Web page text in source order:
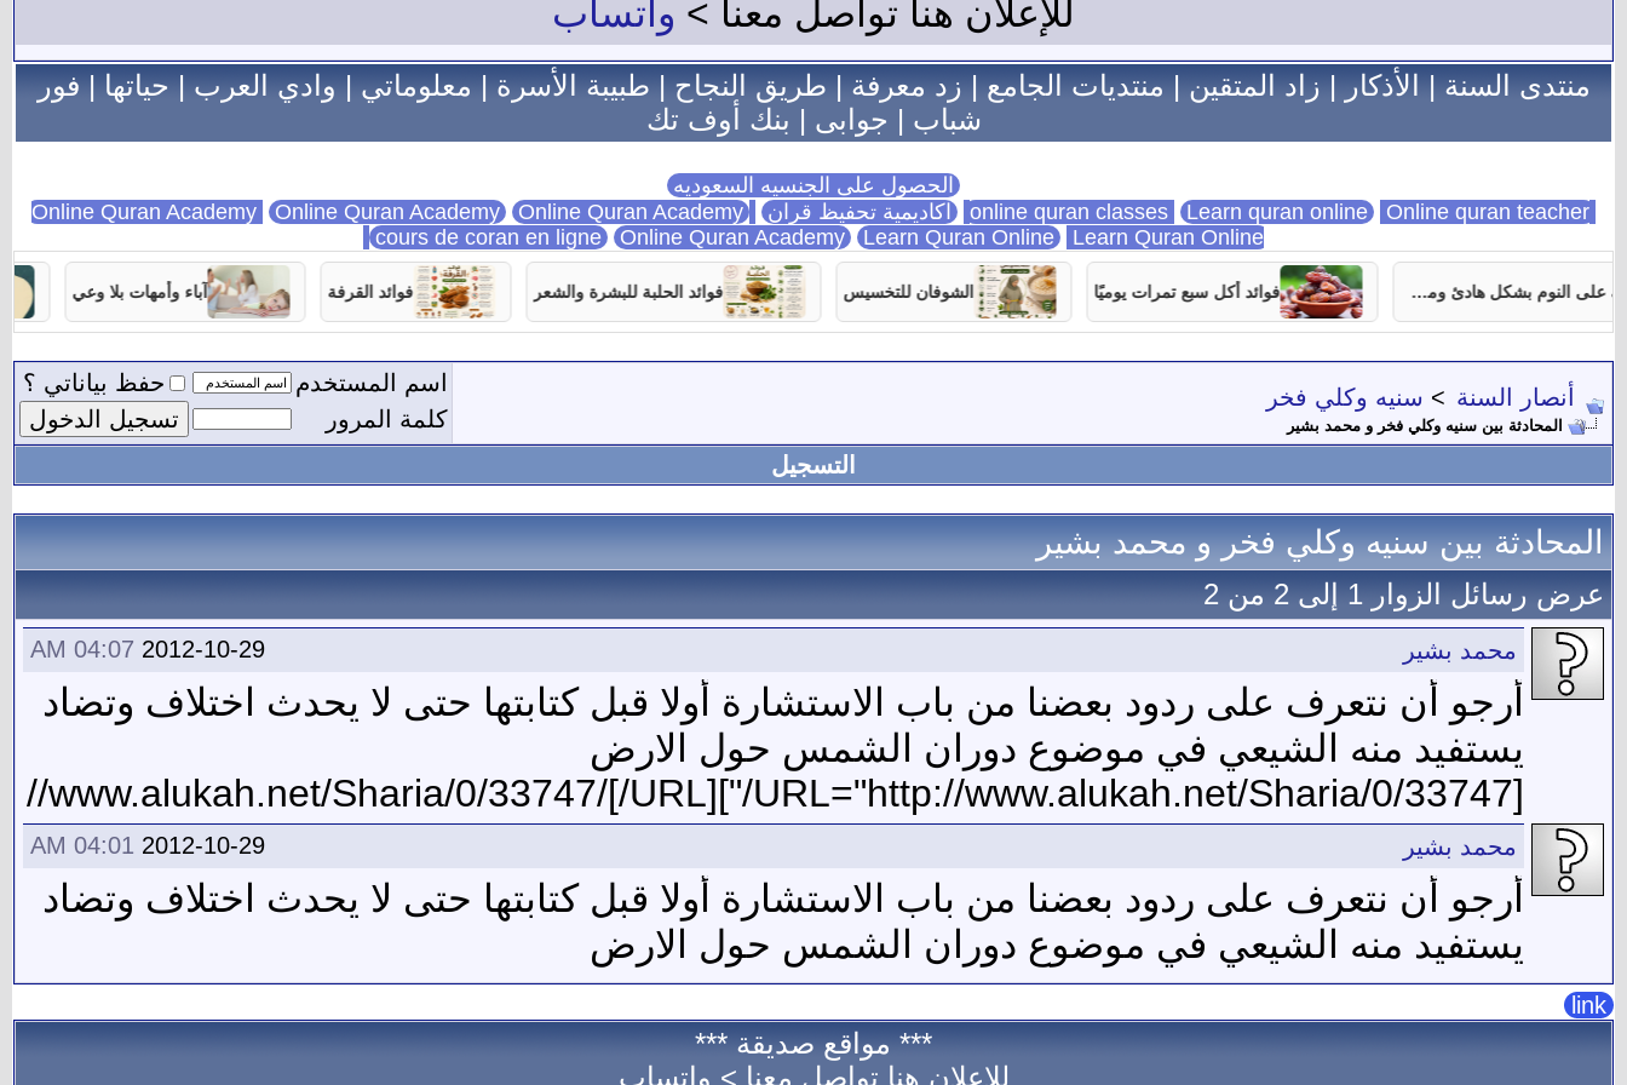
للإعلان هنا تواصل معنا > واتساب
منتدى السنة|الأذكار|زاد المتقين|منتديات الجامع|زد معرفة|طريق النجاح|طبيبة الأسرة|معلوماتي|وادي العرب|حياتها|فور
شباب | جوابى | بنك أوف تك
الحصول على الجنسيه السعوديه
Learn quran online Online quran teacher اكاديمية تحفيظ قران Online Quran Academy Online Quran Academy
cours de coran en ligne Online Quran Academy Learn Quran Online Learn Quran Online
آباء وأمهات بلا وعي فوائد القرفة فوائد الحلبة للبشرة والشعر الشوفان للتخسيس فوائد أكل سبع تمرات يوميًا 7 نصائح تساعدك على النوم بشكل هادئ ومستمر
أنصار السنة > سنيه وكلي فخر
المحادثة بين سنيه وكلي فخر و محمد بشير
اسم المستخدم
حفظ بياناتي ؟
كلمة المرور
التسجيل
المحادثة بين سنيه وكلي فخر و محمد بشير
عرض رسائل الزوار 1 إلى 2من2
2012-10-29
04:07 AM محمد بشير
أرجو أن نتعرف على ردود بعضنا من باب الاستشارة أولا قبل كتابتها حتى لا يحدث اختلاف وتضاد
يستفيد منه الشيعي في موضوع دوران الشمس حول الارض
[URL="http://www.alukah.net/Sharia/0/33747/"]http://www.alukah.net/Sharia/0/33747/[/URL]
2012-10-29
04:01 AM محمد بشير
أرجو أن نتعرف على ردود بعضنا من باب الاستشارة أولا قبل كتابتها حتى لا يحدث اختلاف وتضاد
يستفيد منه الشيعي في موضوع دوران الشمس حول الارض
link
*** مواقع صديقة ***
للإعلان هنا تواصل معنا > واتساب